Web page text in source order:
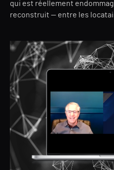
qui est réellement
reconstruit — entre les